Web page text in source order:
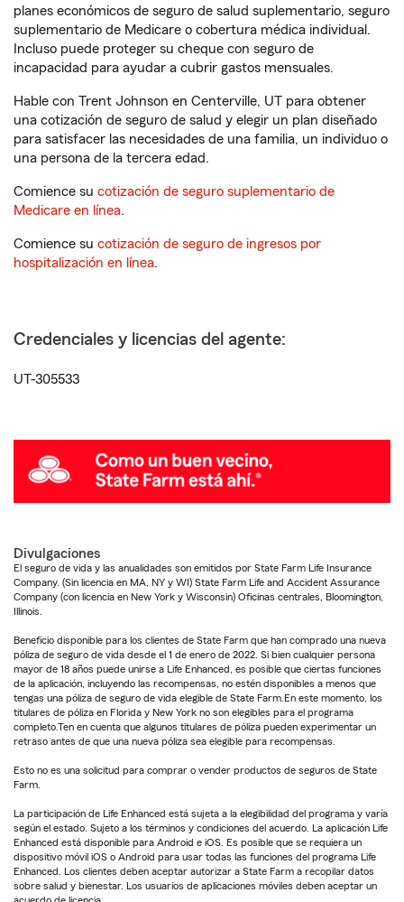
planes económicos de seguro de salud suplementario, seguro
suplementario de Medicare o cobertura médica individual.
Incluso puede proteger su cheque con seguro de
incapacidad para ayudar a cubrir gastos mensuales.
Hable con Trent Johnson en Centerville, UT para obtener
una cotización de seguro de salud y elegir un plan diseñado
para satisfacer las necesidades de una familia, un individuo o
una persona de la tercera edad.
Comience su cotización de seguro suplementario de
Medicare en línea.
Comience su cotización de seguro de ingresos por
hospitalización en línea.
Credenciales y licencias del agente:
UT-305533
Divulgaciones
El seguro de vida y las anualidades son emitidos por State Farm Life Insurance
Company. (Sin licencia en MA, NY y WI) State Farm Life and Accident Assurance
Company (con licencia en New York y Wisconsin) Oficinas centrales, Bloomington,
Illinois.
Beneficio disponible para los clientes de State Farm que han comprado una nueva
póliza de seguro de vida desde el 1 de enero de 2022. Si bien cualquier persona
mayor de 18 años puede unirse a Life Enhanced, es posible que ciertas funciones
de la aplicación, incluyendo las recompensas, no estén disponibles a menos que
tengas una póliza de seguro de vida elegible de State Farm.En este momento, los
titulares de póliza en Florida y New York no son elegibles para el programa
completo.Ten en cuenta que algunos titulares de póliza pueden experimentar un
retraso antes de que una nueva póliza sea elegible para recompensas.
Esto no es una solicitud para comprar o vender productos de seguros de State
Farm.
La participación de Life Enhanced está sujeta a la elegibilidad del programa y varía
según el estado. Sujeto a los términos y condiciones del acuerdo. La aplicación Life
Enhanced está disponible para Android e iOS. Es posible que se requiera un
dispositivo móvil iOS o Android para usar todas las funciones del programa Life
Enhanced. Los clientes deben aceptar autorizar a State Farm a recopilar datos
sobre salud y bienestar. Los usuarios de aplicaciones móviles deben aceptar un